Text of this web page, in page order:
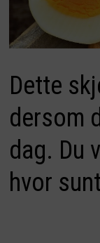
Dette
dersom
dag. Du
hvor